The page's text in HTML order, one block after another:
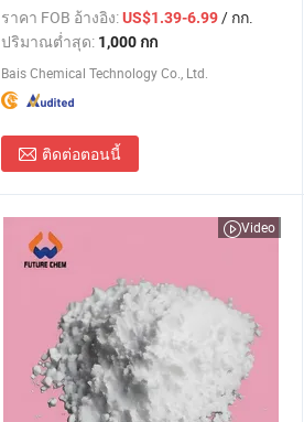
ราคา FOB อ้างอิง:US$1.39-6.99/ กก.
ปริมาณต่ำสุด: 1,000 กก
Bais Chemical Technology Co., Ltd.
ติดต่อตอนนี้
Video